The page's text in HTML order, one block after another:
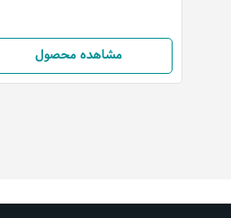
مشاهده محصول